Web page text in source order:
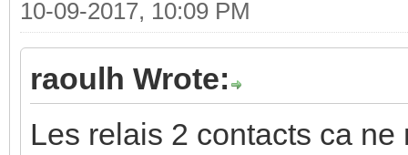
10-09-2017, 10:09 PM
raoulh Wrote:
Les relais 2 contacts ca